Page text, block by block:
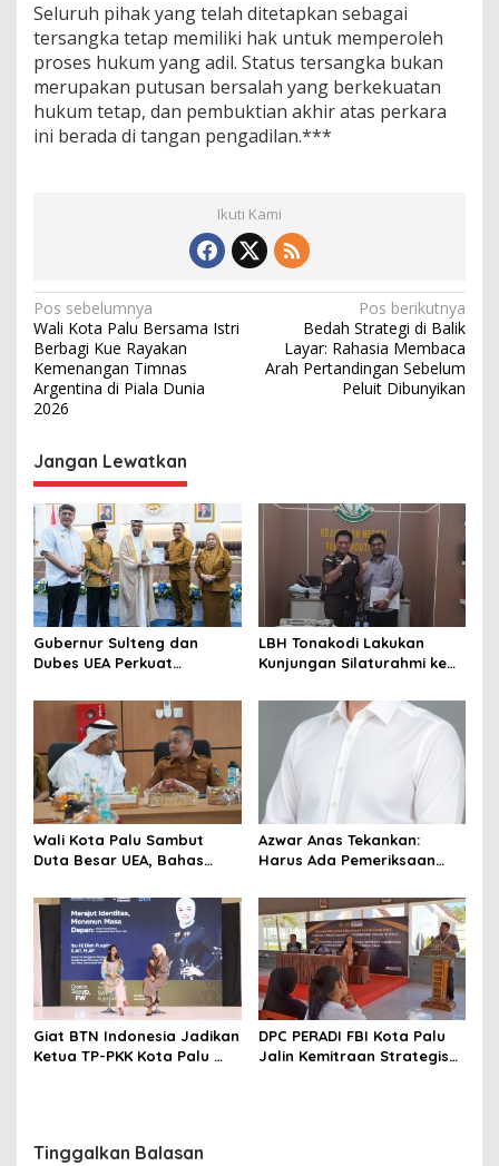
Seluruh pihak yang telah ditetapkan sebagai
tersangka tetap memiliki hak untuk memperoleh
proses hukum yang adil. Status tersangka bukan
merupakan putusan bersalah yang berkekuatan
hukum tetap, dan pembuktian akhir atas perkara
ini berada di tangan pengadilan.***
Ikuti Kami
N
a
v
i
a
s
i
p
o
s
Pos sebelumnya
Wali Kota Palu Bersama Istri
Berbagi Kue Rayakan
Kemenangan Timnas
Argentina di Piala Dunia
2026
Pos berikutnya
Bedah Strategi di Balik
Layar: Rahasia Membaca
Arah Pertandingan Sebelum
Peluit Dibunyikan
Jangan Lewatkan
Gubernur Sulteng dan
Dubes UEA Perkuat
Sektor Jadi Prioritas
LBH Tonakodi Lakukan
Kunjungan Silaturahmi ke
Wali Kota Palu Sambut
Duta Besar UEA, Bahas
Palu
Azwar Anas Tekankan:
Harus Ada Pemeriksaan
Pelanggaran AMDAL di
Lokasi CPM
Giat BTN Indonesia Jadikan
Ketua TP-PKK Kota Palu
DPC PERADI FBI Kota Palu
Jalin Kemitraan Strategis
Tinggalkan Balasan